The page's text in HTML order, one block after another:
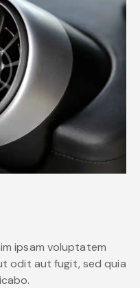
ipsam voluptatem
odit aut fugit, sed quia